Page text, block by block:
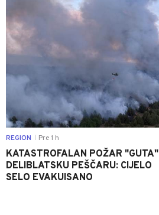
REGION Pre 1 h
KATASTROFALAN POŽAR "GUTA"
DELIBLATSKU PEŠČARU: CIJELO
SELO EVAKUISANO